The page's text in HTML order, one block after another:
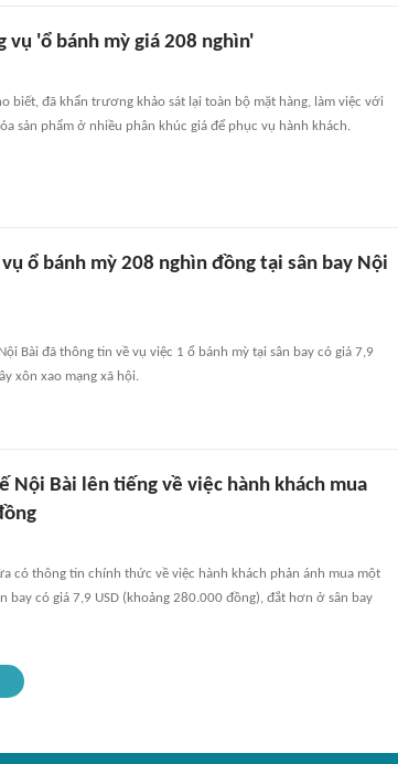
vụ 'ổ bánh mỳ giá 208 nghìn'
biết, đã khẩn trương khảo sát lại toàn bộ mặt hàng, làm việc với
sản phẩm ở nhiều phân khúc giá để phục vụ hành khách.
ổ bánh mỳ 208 nghìn đồng tại sân bay Nội
Bài đã thông tin về vụ việc 1 ổ bánh mỳ tại sân bay có giá 7,9
xôn xao mạng xã hội.
Nội Bài lên tiếng về việc hành khách mua
có thông tin chính thức về việc hành khách phản ánh mua một
bay có giá 7,9 USD (khoảng 280.000 đồng), đắt hơn ở sân bay